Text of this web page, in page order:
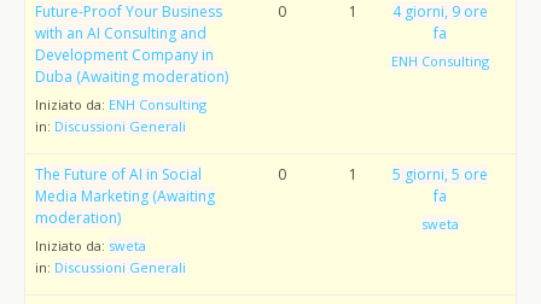
Future-Proof Your Business
with an AI Consulting and
Development Company in
Duba (Awaiting moderation)
Iniziato da: ENH Consulting
in: Discussioni Generali
0 1
4 giorni, 9 ore
fa
ENH Consulting
The Future of AI in Social
Media Marketing (Awaiting
moderation)
Iniziato da: sweta
in: Discussioni Generali
0 1
5 giorni, 5 ore
fa
sweta